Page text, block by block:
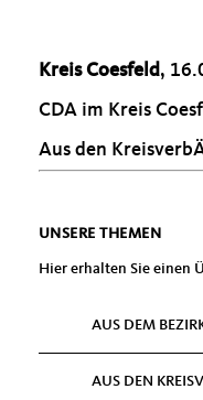
Kreis Coesfeld,
CDA im Kreis
Aus den
UNSERE THEMEN
Hier erhalten Sie einen
AUS DEM
AUS DEN